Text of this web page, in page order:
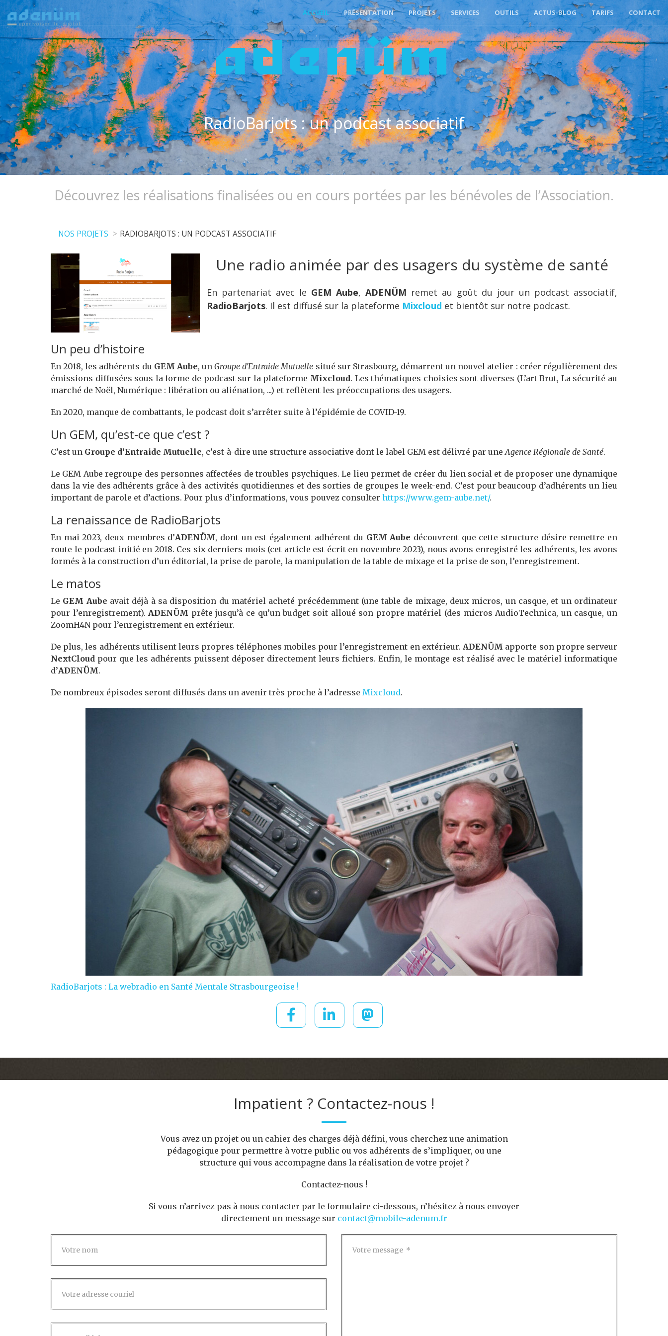
ACCUEIL PRÉSENTATION PROJETS SERVICES OUTILS ACTUS-BLOG TARIFS CONTACT
ADENÜM
RadioBarjots : un podcast associatif
Découvrez les réalisations finalisées ou en cours portées par les bénévoles de l’Association.
NOS PROJETS RADIOBARJOTS : UN PODCAST ASSOCIATIF
Une radio animée par des usagers du système de santé
En partenariat avec le GEM Aube, ADENÜM remet au goût du jour un podcast associatif,
RadioBarjots. Il est diffusé sur la plateforme Mixcloud et bientôt sur notre podcast.
Un peu d’histoire
En 2018, les adhérents du GEM Aube, unGroupe d’Entraide Mutuelle situé sur Strasbourg, démarrent un nouvel atelier : créer régulièrement des
émissions diffusées sous la forme de podcast sur la plateforme Mixcloud. Les thématiques choisies sont diverses (L’art Brut, La sécurité au
marché de Noël, Numérique : libération ou aliénation, ...) et reflètent les préoccupations des usagers.
En 2020, manque de combattants, le podcast doit s’arrêter suite à l’épidémie de COVID-19.
Un GEM, qu’est-ce que c’est ?
C’est un Groupe d’Entraide Mutuelle, c’est-à-dire une structure associative dont le label GEM est délivré par uneAgence Régionale de Santé.
Le GEM Aube regroupe des personnes affectées de troubles psychiques. Le lieu permet de créer du lien social et de proposer une dynamique
dans la vie des adhérents grâce à des activités quotidiennes et des sorties de groupes le week-end. C’est pour beaucoup d’adhérents un lieu
important de parole et d’actions. Pour plus d’informations, vous pouvez consulter https://www.gem-aube.net/.
La renaissance de RadioBarjots
En mai 2023, deux membres d’ADENÜM, dont un est également adhérent du GEM Aube découvrent que cette structure désire remettre en
route le podcast initié en 2018. Ces six derniers mois (cet article est écrit en novembre 2023), nous avons enregistré les adhérents, les avons
formés à la construction d’un éditorial, la prise de parole, la manipulation de la table de mixage et la prise de son, l’enregistrement.
Le matos
Le GEM Aube avait déjà à sa disposition du matériel acheté précédemment (une table de mixage, deux micros, un casque, et un ordinateur
pour l’enregistrement).ADENÜM prête jusqu’à ce qu’un budget soit alloué son propre matériel (des micros AudioTechnica, un casque, un
ZoomH4N pour l’enregistrement en extérieur.
De plus, les adhérents utilisent leurs propres téléphones mobiles pour l’enregistrement en extérieur.ADENÜM apporte son propre serveur
NextCloud pour que les adhérents puissent déposer directement leurs fichiers. Enfin, le montage est réalisé avec le matériel informatique
d’ADENÜM.
De nombreux épisodes seront diffusés dans un avenir très proche à l’adresse Mixcloud.
RadioBarjots : La webradio en Santé Mentale Strasbourgeoise !
Impatient ? Contactez-nous !
Vous avez un projet ou un cahier des charges déjà défini, vous cherchez une animation
pédagogique pour permettre à votre public ou vos adhérents de s’impliquer, ou une
structure qui vous accompagne dans la réalisation de votre projet ?
Contactez-nous !
Si vous n’arrivez pas à nous contacter par le formulaire ci-dessous, n’hésitez à nous envoyer
directement un message sur contact@mobile-adenum.fr